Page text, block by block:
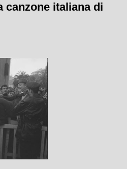
canzone italiana di